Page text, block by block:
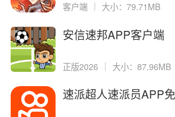
客户端 大小：79.71MB
安信速邦APP客户端
正版2026 ｜ 大小：87.96MB
速派超人速派员APP